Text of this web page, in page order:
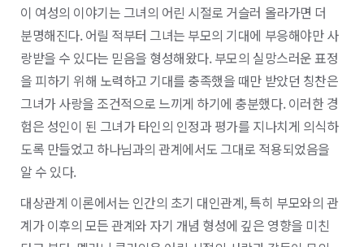
이 여성의 이야기는 그녀의 어린 시절로 거슬러 올라가면 더
분명해진다. 어릴 적부터 그녀는 부모의 기대에 부응해야만 사
랑받을 수 있다는 믿음을 형성해왔다. 부모의 실망스러운 표정
을 피하기 위해 노력하고 기대를 충족했을 때만 받았던 칭찬은
그녀가 사랑을 조건적으로 느끼게 하기에 충분했다. 이러한 경
험은 성인이 된 그녀가 타인의 인정과 평가를 지나치게 의식하
도록 만들었고 하나님과의 관계에서도 그대로 적용되었음을
알 수 있다.
대상관계 이론에서는 인간의 초기 대인관계, 특히 부모와의 관
계가 이후의 모든 관계와 자기 개념 형성에 깊은 영향을 미친